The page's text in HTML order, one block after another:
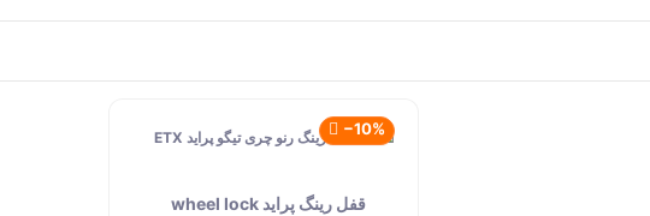
‎−10%
قفل رینگ پراید wheel lock